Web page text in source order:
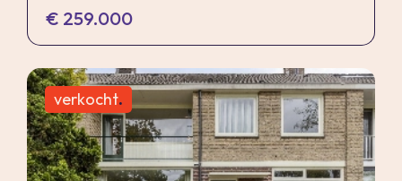
€ 259.000
verkocht.